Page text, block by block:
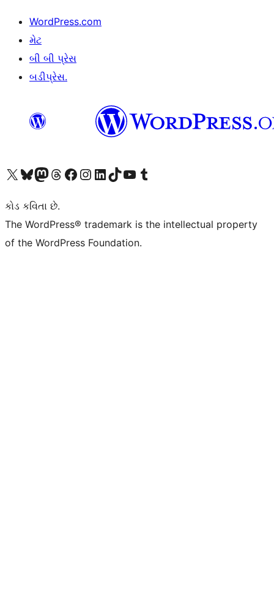
WordPress.com
મેટ
બી બી પ્રેસ
બડીપ્રેસ.
અમારા X (અગાઉ ટ્વિટર) એકાઉન્ટની મુલાકાત લોઅમારા Bluesky એકાઉન્ટની મુલાકાત લોઅમારા માસ્ટોડોન એકાઉન્ટની મુલાકાત લોઅમારા Threads એકાઉન્ટની મુલાકાત લો અમારા ફેસબુક પેજની મુલાકાત લોઅમારા ઇન્સ્ટાગ્રામ એકાઉન્ટની મુલાકાત લો અમારા LinkedIn એકાઉન્ટની મુલાકાત લોઅમારા TikTok એકાઉન્ટની મુલાકાત લોઅમારી YouTube ચેનલની મુલાકાત લો અમારા Tumblr એકાઉન્ટની મુલાકાત લો
કોડ કવિતા છે.
The WordPress® trademark is the intellectual property
of the WordPress Foundation.